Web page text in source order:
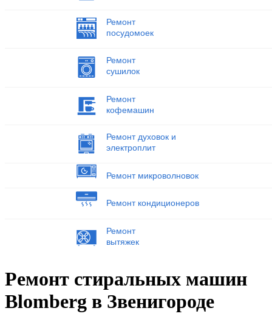
Ремонт
посудомоек
Ремонт
сушилок
Ремонт
кофемашин
Ремонт духовок и
электроплит
Ремонт микроволновок
Ремонт кондиционеров
Ремонт
вытяжек
Ремонт стиральных машин
Blomberg в Звенигороде